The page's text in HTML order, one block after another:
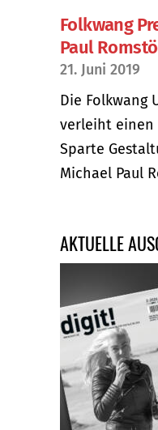
Folkwang
Paul
21. Juni 2019
Die Folkwang
verleiht einen
Sparte
Michael Paul
AKTUELLE